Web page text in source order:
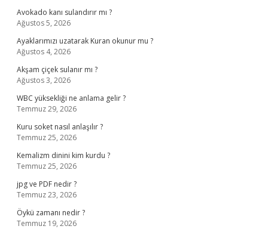
Avokado kanı sulandırır mı ?
Ağustos 5, 2026
Ayaklarımızı uzatarak Kuran okunur mu ?
Ağustos 4, 2026
Akşam çiçek sulanır mı ?
Ağustos 3, 2026
WBC yüksekliği ne anlama gelir ?
Temmuz 29, 2026
Kuru soket nasıl anlaşılır ?
Temmuz 25, 2026
Kemalizm dinini kim kurdu ?
Temmuz 25, 2026
jpg ve PDF nedir ?
Temmuz 23, 2026
Öykü zamanı nedir ?
Temmuz 19, 2026